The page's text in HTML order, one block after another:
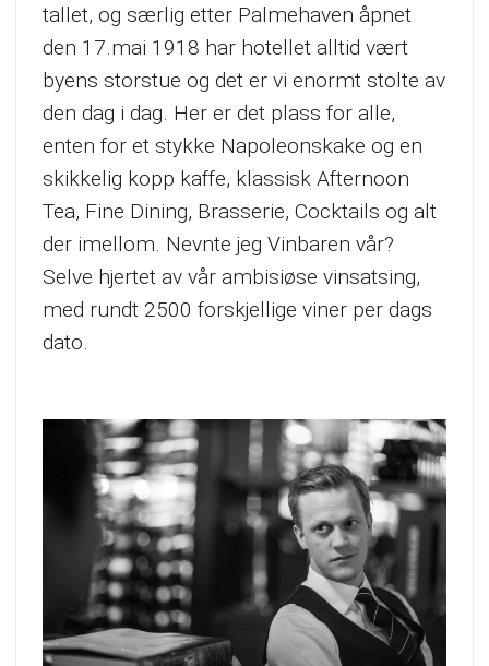
tallet, og særlig etter Palmehaven åpnet
den 17.mai 1918 har hotellet alltid vært
byens storstue og det er vi enormt stolte av
den dag i dag. Her er det plass for alle,
enten for et stykke Napoleonskake og en
skikkelig kopp kaffe, klassisk Afternoon
Tea, Fine Dining, Brasserie, Cocktails og alt
der imellom. Nevnte jeg Vinbaren vår?
Selve hjertet av vår ambisiøse vinsatsing,
med rundt 2500 forskjellige viner per dags
dato.